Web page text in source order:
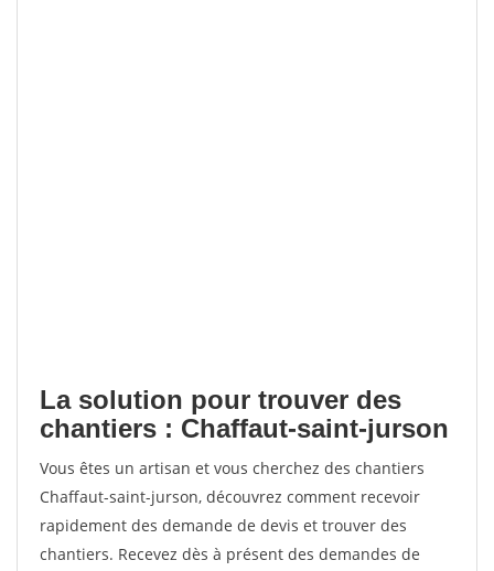
La solution pour trouver des
chantiers : Chaffaut-saint-jurson
Vous êtes un artisan et vous cherchez des chantiers
Chaffaut-saint-jurson, découvrez comment recevoir
rapidement des demande de devis et trouver des
chantiers. Recevez dès à présent des demandes de